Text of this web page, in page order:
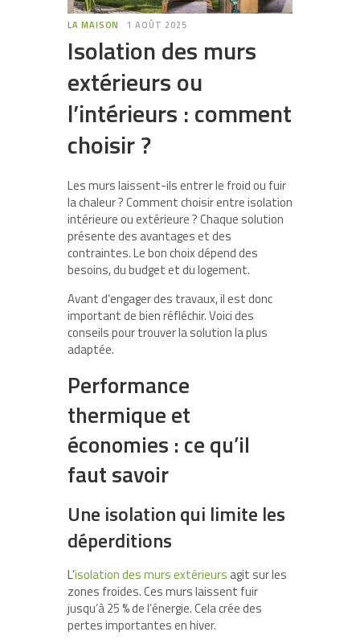
LA MAISON 1 AOÛT 2025
Isolation des murs
extérieurs ou
l’intérieurs : comment
choisir ?
Les murs laissent-ils entrer le froid ou fuir
la chaleur ? Comment choisir entre isolation
intérieure ou extérieure ? Chaque solution
présente des avantages et des
contraintes. Le bon choix dépend des
besoins, du budget et du logement.
Avant d’engager des travaux, il est donc
important de bien réfléchir. Voici des
conseils pour trouver la solution la plus
adaptée.
Performance
thermique et
économies : ce qu’il
faut savoir
Une isolation qui limite les
déperditions
L’isolation des murs extérieurs agit sur les
zones froides. Ces murs laissent fuir
jusqu’à 25 % de l’énergie. Cela crée des
pertes importantes en hiver.